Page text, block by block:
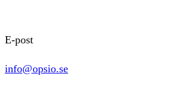
E-post
info@opsio.se